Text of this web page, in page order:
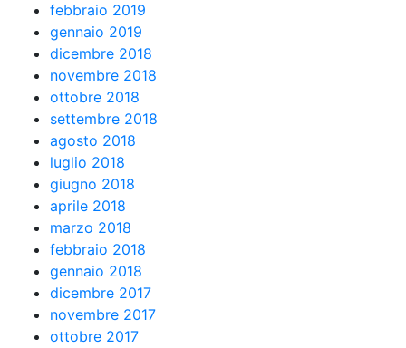
febbraio 2019
gennaio 2019
dicembre 2018
novembre 2018
ottobre 2018
settembre 2018
agosto 2018
luglio 2018
giugno 2018
aprile 2018
marzo 2018
febbraio 2018
gennaio 2018
dicembre 2017
novembre 2017
ottobre 2017